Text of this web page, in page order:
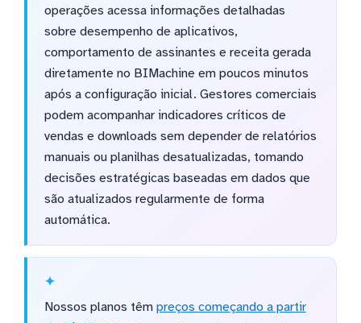
operações acessa informações detalhadas
sobre desempenho de aplicativos,
comportamento de assinantes e receita gerada
diretamente no BIMachine em poucos minutos
após a configuração inicial. Gestores comerciais
podem acompanhar indicadores críticos de
vendas e downloads sem depender de relatórios
manuais ou planilhas desatualizadas, tomando
decisões estratégicas baseadas em dados que
são atualizados regularmente de forma
automática.
Nossos planos têm preços começando a partir